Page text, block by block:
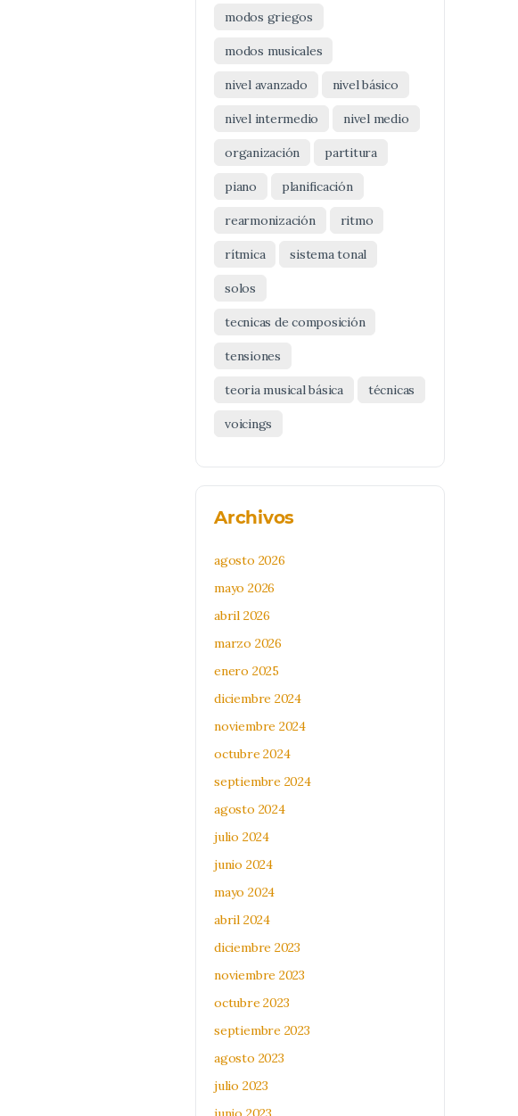
modos griegos
modos musicales
nivel avanzado nivel básico
nivel intermedio nivel medio
organización partitura
piano planificación
rearmonización ritmo
rítmica sistema tonal
solos
tecnicas de composición
tensiones
teoria musical básica técnicas
voicings
Archivos
agosto 2026
mayo 2026
abril 2026
marzo 2026
enero 2025
diciembre 2024
noviembre 2024
octubre 2024
septiembre 2024
agosto 2024
julio 2024
junio 2024
mayo 2024
abril 2024
diciembre 2023
noviembre 2023
octubre 2023
septiembre 2023
agosto 2023
julio 2023